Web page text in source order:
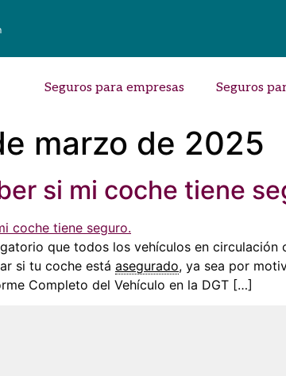
Seguros para empresas Seguros
marzo de 2025
si mi coche tiene
que todos los vehículos en
si tu coche está asegurado, ya sea por
Completo del Vehículo en la DGT […]